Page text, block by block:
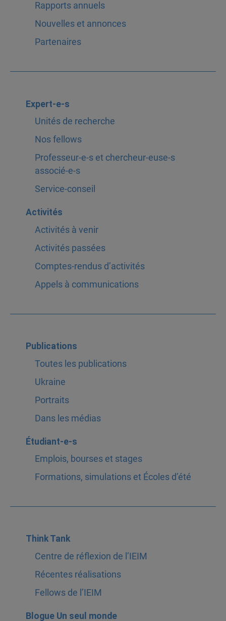
Rapports annuels
Nouvelles et annonces
Partenaires
Expert-e-s
Unités de recherche
Nos fellows
Professeur-e-s et chercheur-euse-s
associé-e-s
Service-conseil
Activités
Activités à venir
Activités passées
Comptes-rendus d’activités
Appels à communications
Publications
Toutes les publications
Ukraine
Portraits
Dans les médias
Étudiant-e-s
Emplois, bourses et stages
Formations, simulations et Écoles d’été
Think Tank
Centre de réflexion de l’IEIM
Récentes réalisations
Fellows de l’IEIM
Blogue Un seul monde